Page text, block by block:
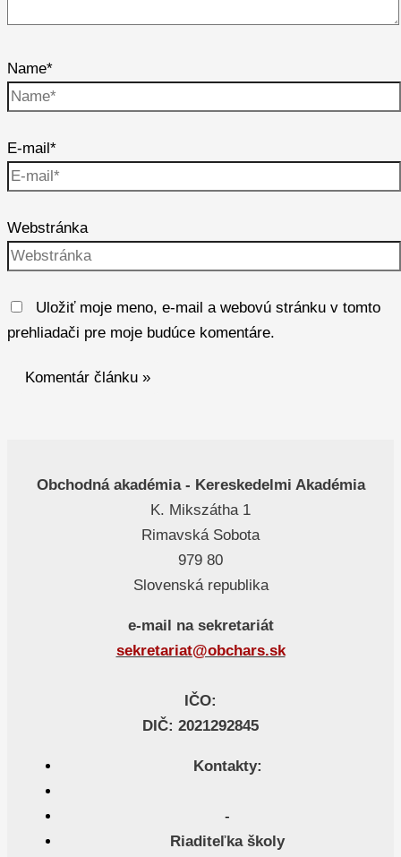
Name*
E-mail*
Webstránka
Uložiť moje meno, e-mail a webovú stránku v tomto
prehliadači pre moje budúce komentáre.
Obchodná akadémia - Kereskedelmi Akadémia
K. Mikszátha 1
Rimavská Sobota
979 80
Slovenská republika
e-mail na sekretariát
sekretariat@obchars.sk
IČO:
DIČ: 2021292845
Kontakty:
-
Riaditeľka školy